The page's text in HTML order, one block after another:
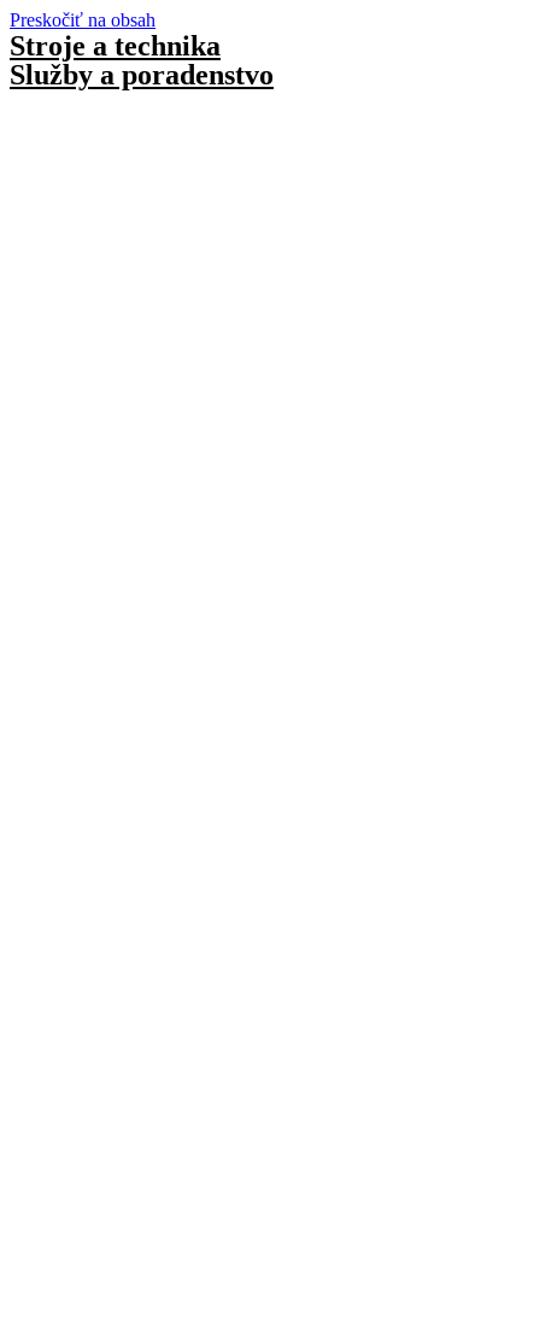
Preskočiť na obsah
Stroje a technika
Služby a poradenstvo